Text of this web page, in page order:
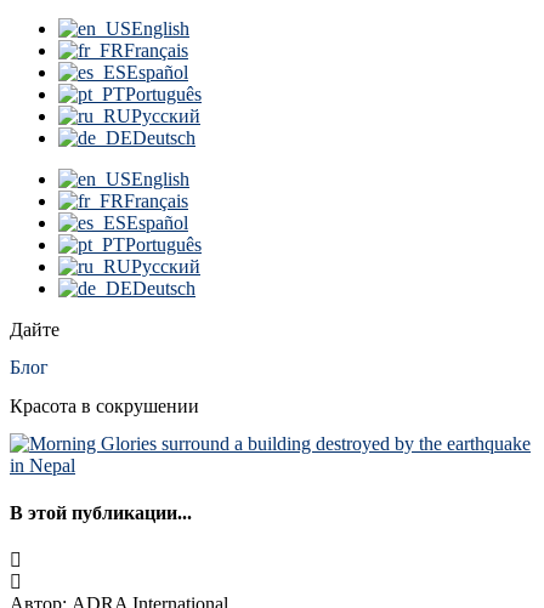
English
Français
Español
Português
Русский
Deutsch
English
Français
Español
Português
Русский
Deutsch
Дайте
Блог
Красота в сокрушении
В этой публикации...